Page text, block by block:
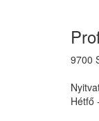
9700
Hétfő